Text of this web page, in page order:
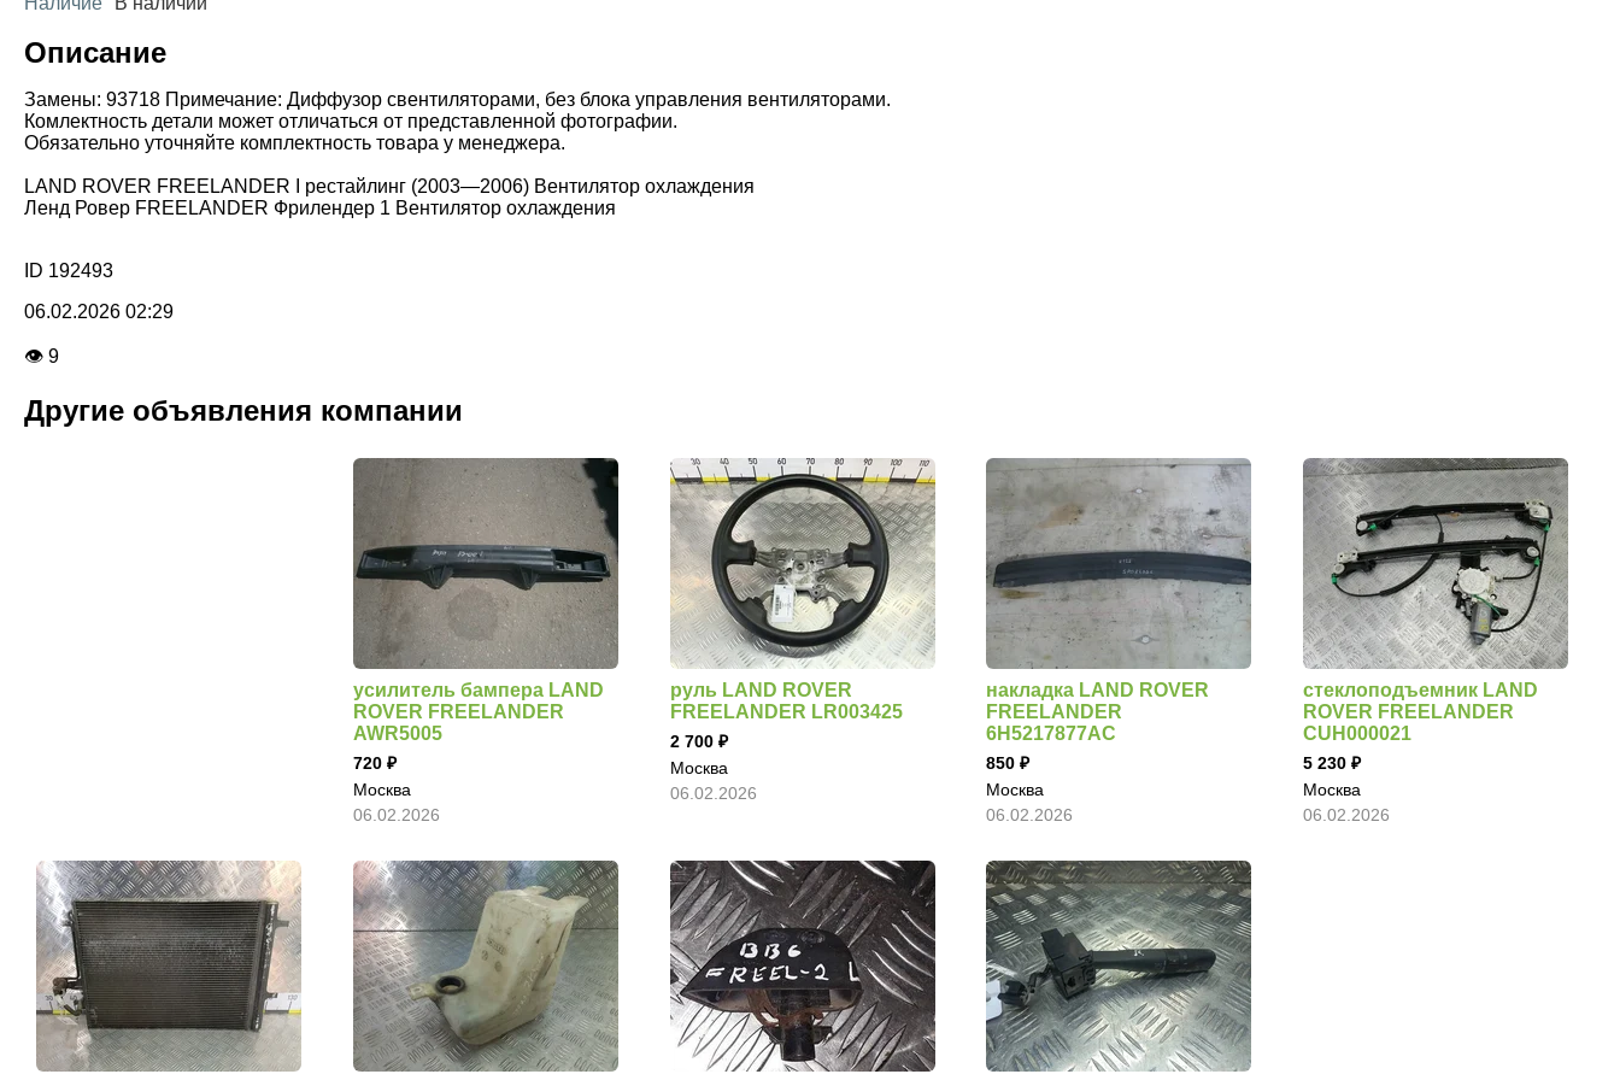
Описание
Замены: 93718 Примечание: Диффузор свентиляторами, без блока управления вентиляторами.
Комлектность детали может отличаться от представленной фотографии.
Обязательно уточняйте комплектность товара у менеджера.
LAND ROVER FREELANDER I рестайлинг (2003—2006) Вентилятор охлаждения
Ленд Ровер FREELANDER Фрилендер 1 Вентилятор охлаждения
ID 192493
06.02.2026 02:29
👁 9
Другие объявления компании
усилитель бампера LAND
ROVER FREELANDER
AWR5005
720
Москва
06.02.2026
руль LAND ROVER
FREELANDER LR003425
2 700
Москва
06.02.2026
накладка LAND ROVER
FREELANDER
6H5217877AC
850
Москва
06.02.2026
стеклоподъемник LAND
ROVER FREELANDER
CUH000021
5 230
Москва
06.02.2026